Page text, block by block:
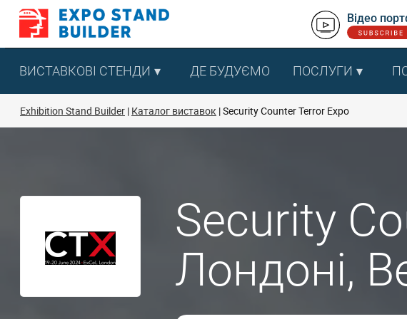
Перейти
змісту
Відео
ВИСТАВКОВІ СТЕНДИ ДЕ БУДУЄМО ПОСЛУГИ
Exhibition Stand Builder Каталог виставок Security Counter Terror Expo
Security
Лондоні,